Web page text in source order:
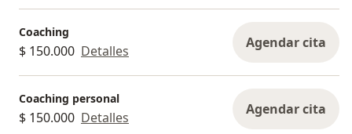
Esta experiencia me ha reafirmado que el
bienestar mental no depende de una sola
profesional aporta desde su conocimiento y
respeta el alcance de su rol.
Coaching
$ 150.000 Detalles Agendar cita
Coaching personal
$ 150.000 Detalles Agendar cita